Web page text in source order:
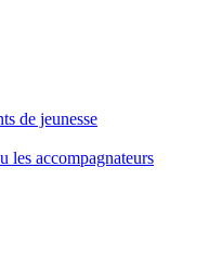
de jeunesse
les accompagnateurs